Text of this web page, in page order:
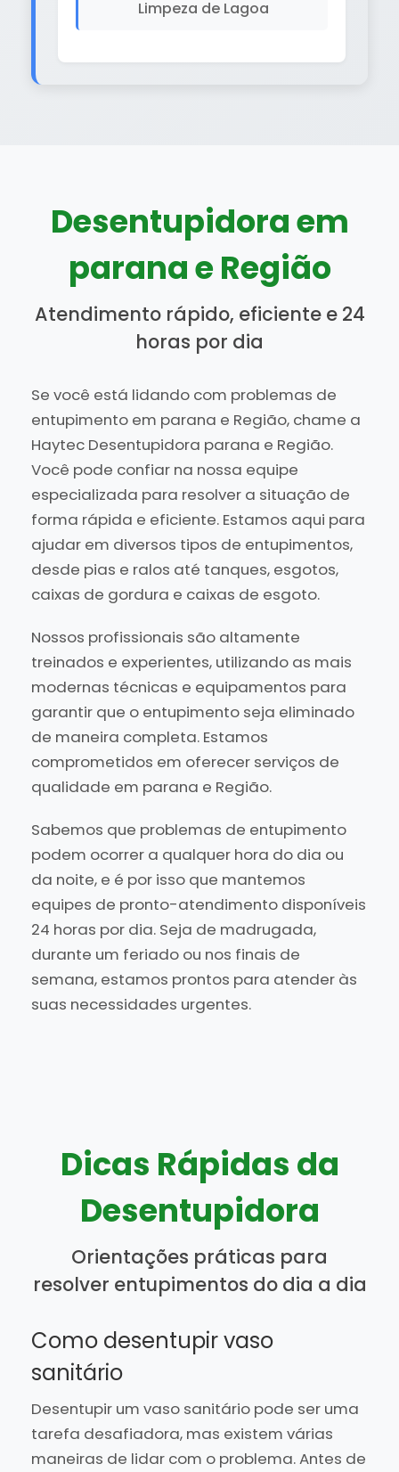
Limpeza de Lagoa
Desentupidora em
parana e Região
Atendimento rápido, eficiente e 24
horas por dia
Se você está lidando com problemas de
entupimento em parana e Região, chame a
Haytec Desentupidora parana e Região.
Você pode confiar na nossa equipe
especializada para resolver a situação de
forma rápida e eficiente. Estamos aqui para
ajudar em diversos tipos de entupimentos,
desde pias e ralos até tanques, esgotos,
caixas de gordura e caixas de esgoto.
Nossos profissionais são altamente
treinados e experientes, utilizando as mais
modernas técnicas e equipamentos para
garantir que o entupimento seja eliminado
de maneira completa. Estamos
comprometidos em oferecer serviços de
qualidade em parana e Região.
Sabemos que problemas de entupimento
podem ocorrer a qualquer hora do dia ou
da noite, e é por isso que mantemos
equipes de pronto-atendimento disponíveis
24 horas por dia. Seja de madrugada,
durante um feriado ou nos finais de
semana, estamos prontos para atender às
suas necessidades urgentes.
Dicas Rápidas da
Desentupidora
Orientações práticas para
resolver entupimentos do dia a dia
Como desentupir vaso
sanitário
Desentupir um vaso sanitário pode ser uma
tarefa desafiadora, mas existem várias
maneiras de lidar com o problema. Antes de